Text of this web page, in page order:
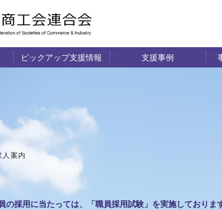
ピックアップ支援情報 支援事例
案内
の採用に当たっては、「職員採用試験」を実施しておりま